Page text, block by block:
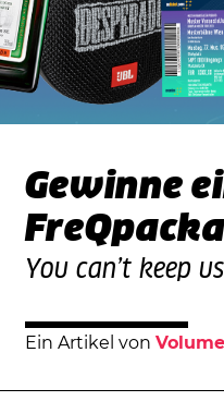
Gewinne
You can’t keep
Ein Artikel von